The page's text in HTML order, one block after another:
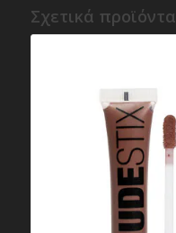
Σχετικά προϊόντα